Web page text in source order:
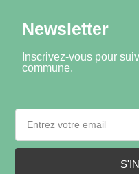
Newsletter
Inscrivez-vous pour
commune.